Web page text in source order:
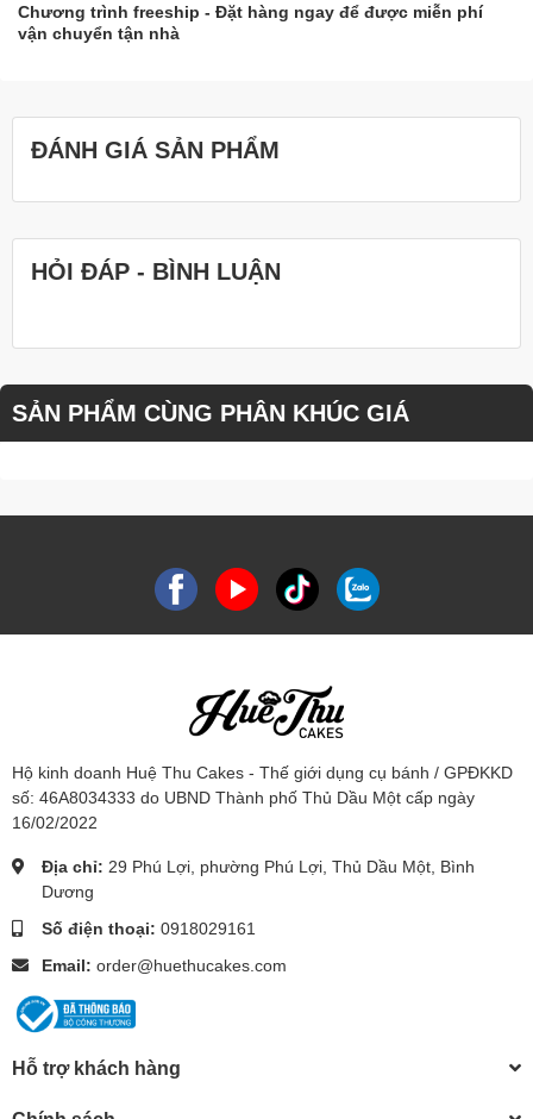
Chương trình freeship - Đặt hàng ngay để được miễn phí
vận chuyển tận nhà
ĐÁNH GIÁ SẢN PHẨM
HỎI ĐÁP - BÌNH LUẬN
SẢN PHẨM CÙNG PHÂN KHÚC GIÁ
Hộ kinh doanh Huệ Thu Cakes - Thế giới dụng cụ bánh / GPĐKKD
số: 46A8034333 do UBND Thành phố Thủ Dầu Một cấp ngày
16/02/2022
Địa chỉ: 29 Phú Lợi, phường Phú Lợi, Thủ Dầu Một, Bình
Dương
Số điện thoại: 0918029161
Email: order@huethucakes.com
Hỗ trợ khách hàng